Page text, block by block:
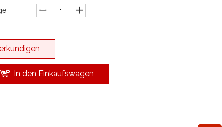
erkundigen
In den Einkaufswagen